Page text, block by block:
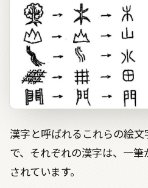
漢字と呼ばれるこれらの絵
で、それぞれの漢字は、一
されています。